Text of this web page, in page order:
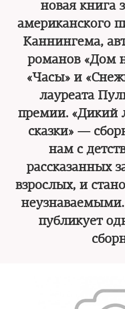
новая книга
американского
Каннингема,
романов «Дом
«Часы» и
лауреата
премии. «Дикий
сказки» —
нам с
рассказанных
взрослых, и
публикует